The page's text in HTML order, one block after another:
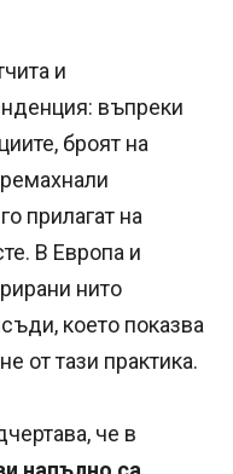
и
въпреки
броят на
прилагат на
В Европа и
нито
което показва
от тази практика.
че в